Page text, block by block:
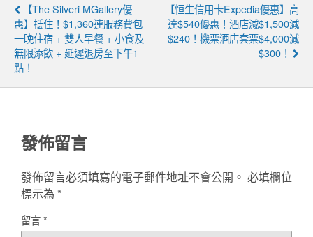
【The Silveri MGallery優
惠】抵住！$1,360連服務費包
一晚住宿 + 雙人早餐 + 小食及
無限添飲 + 延遲退房至下午1
點！
【恒生信用卡Expedia優惠】高
達$540優惠！酒店減$1,500減
$240！機票酒店套票$4,000減
$300！
發佈留言
發佈留言必須填寫的電子郵件地址不會公開。 必填欄位
標示為 *
留言*